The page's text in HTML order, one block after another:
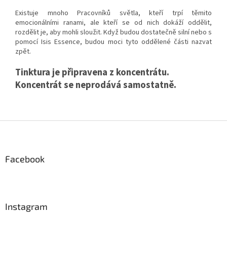
Existuje mnoho Pracovníků světla, kteří trpí těmito
emocionálními ranami, ale kteří se od nich dokáží oddělit,
rozdělit je, aby mohli sloužit. Když budou dostatečně silní nebo s
pomocí Isis Essence, budou moci tyto oddělené části nazvat
zpět.
Tinktura je připravena z koncentrátu.
Koncentrát se neprodává samostatně.
Facebook
Instagram